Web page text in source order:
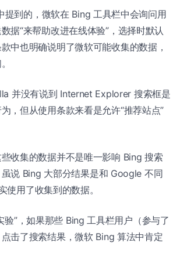
提到的，微软在 Bing 工具栏中会询问用
据“来帮助改进在线体验”，选择时默认
中也明确说明了微软可能收集的数据，
并没有说到 Internet Explorer 搜索框是
，但从使用条款来看是允许“推荐站点”
收集的数据并不是唯一影响 Bing 搜索
说 Bing 大部分结果是和 Google 不同
使用了收集到的数据。
验”，如果那些 Bing 工具栏用户（参与了
击了搜索结果，微软 Bing 算法中肯定